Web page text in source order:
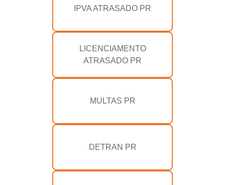
IPVA ATRASADO PR
LICENCIAMENTO
ATRASADO PR
MULTAS PR
DETRAN PR